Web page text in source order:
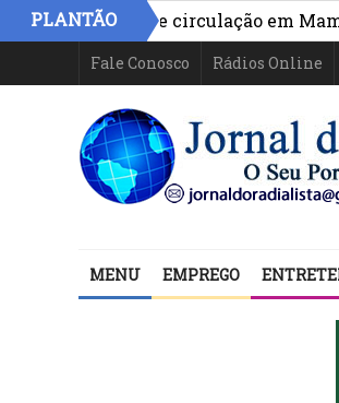
PLANTÃO
acesso e circulação em Mamoan, na
Fale Conosco Rádios Online
MENU EMPREGO